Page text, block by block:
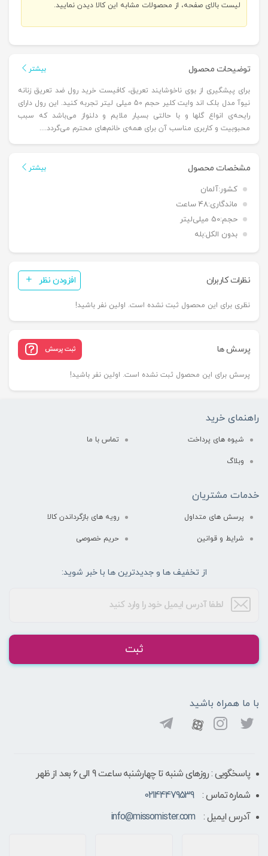
لیست بالای صفحه، از محصولات مشابه این کالا دیدن نمایید.
توضیحات محصول بیشتر
برای پیشگیری از بوی ناخوشایند تعریق، کافیست خرید رول ضد تعریق زنانه
نیوآ مدل بلک اند وایت کلیر حجم 50 میلی لیتر تجربه کنید. این رول دارای
رایحه‌ی انواع گلها و با حالتی بسیار ملایم و دلنواز می‌باشد که سبب
محبوبیت و کاربری مناسب آن برای همه‌ی خانم‌های محترم می‌گردد....
مشخصات محصول بیشتر
کشور:آلمان
ماندگاری:48 ساعت
حجم:50 میلی‌لیتر
بدون الکل:بله
نظرات کاربران افزودن نظر
نظری برای این محصول ثبت نشده است. اولین نفر باشید!
پرسش ها ثبت پرسش
پرسش برای این محصول ثبت نشده است. اولین نفر باشید!
راهنمای خرید
شیوه های پرداخت تماس با ما
وبلاگ
خدمات مشتریان
پرسش های متداول رویه های بازگرداندن کالا
شرایط و قوانین حریم خصوصی
از تخفیف ها و جدیدترین ها با خبر شوید:
ثبت
با ما همراه باشید
پاسخگویی : روزهای شنبه تا چهارشنبه ساعت 9 الی ۶ بعد از ظهر
شماره تماس :
02144479539
آدرس ایمیل :
info@missomister.com